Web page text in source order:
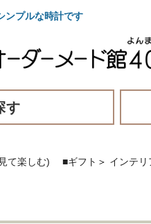
プルな時計です
す
て楽しむ) ■ギフト ＞ インテリ